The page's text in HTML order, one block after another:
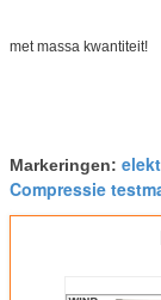
met massa kwantiteit!
Markeringen:
Compressie